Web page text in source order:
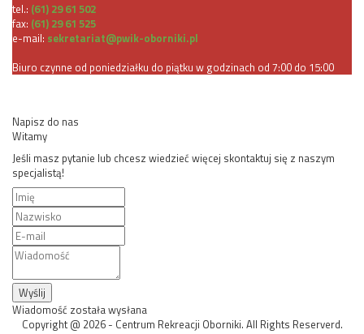
tel.: (61) 29 61 502
fax: (61) 29 61 525
e-mail: sekretariat@pwik-oborniki.pl
Biuro czynne od poniedziałku do piątku w godzinach od 7:00 do 15:00
Napisz do nas
Witamy
Jeśli masz pytanie lub chcesz wiedzieć więcej skontaktuj się z naszym
specjalistą!
Wyślij
Wiadomość została wysłana
Copyright @ 2026 - Centrum Rekreacji Oborniki. All Rights Reserverd.